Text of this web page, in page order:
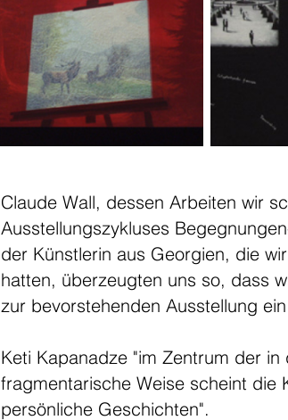
Claude Wall, dessen Arbeiten wir
Ausstellungszykluses
der Künstlerin aus Georgien, die
hatten, überzeugten uns so, dass
zur bevorstehenden Ausstellung
Keti Kapanadze "im Zentrum der
fragmentarische Weise scheint die
persönliche Geschichten".